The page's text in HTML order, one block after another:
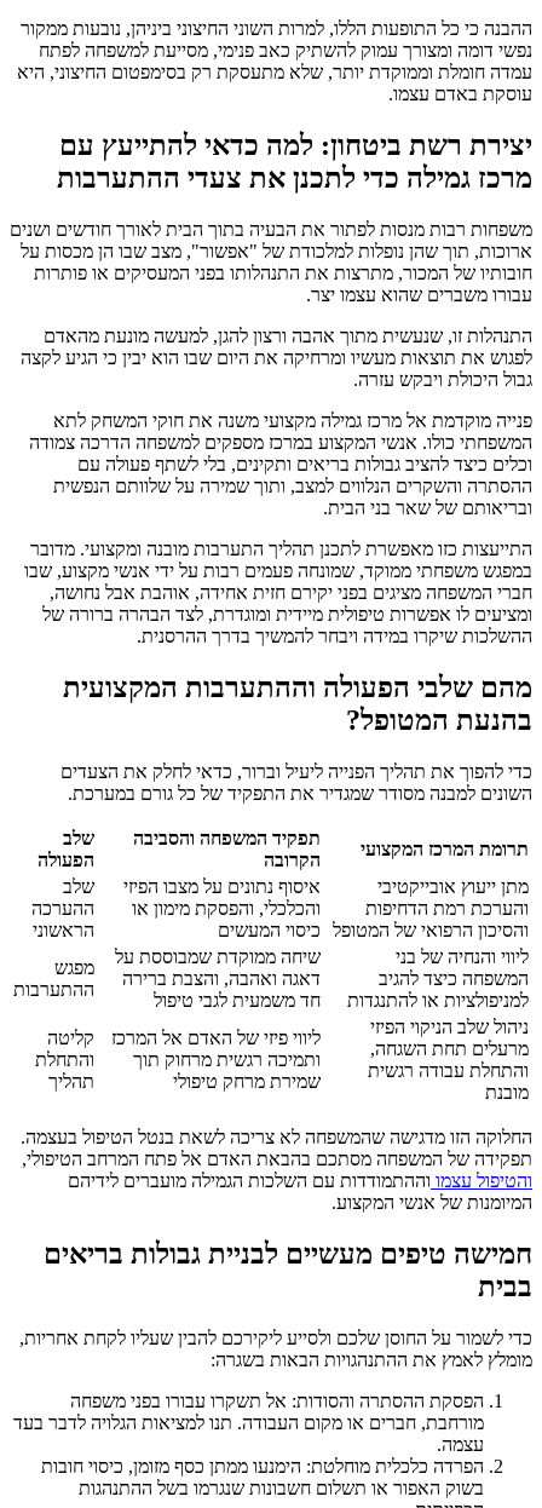
ההבנה כי כל התופעות הללו, למרות השוני החיצוני ביניהן, נובעות ממקור
נפשי דומה ומצורך עמוק להשתיק כאב פנימי, מסייעת למשפחה לפתח
עמדה חומלת וממוקדת יותר, שלא מתעסקת רק בסימפטום החיצוני, היא
עוסקת באדם עצמו.
יצירת רשת ביטחון: למה כדאי להתייעץ עם
מרכז גמילה כדי לתכנן את צעדי ההתערבות
משפחות רבות מנסות לפתור את הבעיה בתוך הבית לאורך חודשים ושנים
ארוכות, תוך שהן נופלות למלכודת של "אפשור", מצב שבו הן מכסות על
חובותיו של המכור, מתרצות את התנהלותו בפני המעסיקים או פותרות
עבורו משברים שהוא עצמו יצר.
התנהלות זו, שנעשית מתוך אהבה ורצון להגן, למעשה מונעת מהאדם
לפגוש את תוצאות מעשיו ומרחיקה את היום שבו הוא יבין כי הגיע לקצה
גבול היכולת ויבקש עזרה.
פנייה מוקדמת אל מרכז גמילה מקצועי משנה את חוקי המשחק לתא
המשפחתי כולו. אנשי המקצוע במרכז מספקים למשפחה הדרכה צמודה
וכלים כיצד להציב גבולות בריאים ותקינים, בלי לשתף פעולה עם
ההסתרה והשקרים הנלווים למצב, ותוך שמירה על שלוותם הנפשית
ובריאותם של שאר בני הבית.
התייעצות כזו מאפשרת לתכנן תהליך התערבות מובנה ומקצועי. מדובר
במפגש משפחתי ממוקד, שמונחה פעמים רבות על ידי אנשי מקצוע, שבו
חברי המשפחה מציגים בפני יקירם חזית אחידה, אוהבת אבל נחושה,
ומציעים לו אפשרות טיפולית מיידית ומוגדרת, לצד הבהרה ברורה של
ההשלכות שיקרו במידה ויבחר להמשיך בדרך ההרסנית.
מהם שלבי הפעולה וההתערבות המקצועית
בהנעת המטופל?
כדי להפוך את תהליך הפנייה ליעיל וברור, כדאי לחלק את הצעדים
השונים למבנה מסודר שמגדיר את התפקיד של כל גורם במערכת.
תרומת המרכז המקצועי
תפקיד המשפחה והסביבה
הקרובה
שלב
הפעולה
מתן ייעוץ אובייקטיבי
והערכת רמת הדחיפות
והסיכון הרפואי של המטופל
איסוף נתונים על מצבו הפיזי
והכלכלי, והפסקת מימון או
כיסוי המעשים
שלב
ההערכה
הראשוני
ליווי והנחיה של בני
המשפחה כיצד להגיב
למניפולציות או להתנגדות
שיחה ממוקדת שמבוססת על
דאגה ואהבה, והצבת ברירה
חד משמעית לגבי טיפול
מפגש
ההתערבות
ניהול שלב הניקוי הפיזי
מרעלים תחת השגחה,
והתחלת עבודה רגשית
מובנת
ליווי פיזי של האדם אל המרכז
ותמיכה רגשית מרחוק תוך
שמירת מרחק טיפולי
קליטה
והתחלת
תהליך
החלוקה הזו מדגישה שהמשפחה לא צריכה לשאת בנטל הטיפול בעצמה.
תפקידה של המשפחה מסתכם בהבאת האדם אל פתח המרחב הטיפולי,
והטיפול עצמו וההתמודדות עם השלכות הגמילה מועברים לידיהם
המיומנות של אנשי המקצוע.
חמישה טיפים מעשיים לבניית גבולות בריאים
בבית
כדי לשמור על החוסן שלכם ולסייע ליקירכם להבין שעליו לקחת אחריות,
מומלץ לאמץ את ההתנהגויות הבאות בשגרה:
הפסקת ההסתרה והסודות: אל תשקרו עבורו בפני משפחה
מורחבת, חברים או מקום העבודה. תנו למציאות הגלויה לדבר בעד
עצמה.
הפרדה כלכלית מוחלטת: הימנעו ממתן כסף מזומן, כיסוי חובות
בשוק האפור או תשלום חשבונות שנגרמו בשל ההתנהגות